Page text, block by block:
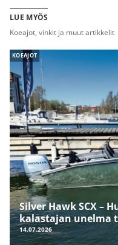
LUE MYÖS
Koeajot, vinkit ja muut artikkelit
KOEAJOT
14.07.2026
Silver Hawk SCX –
kalastajan unelma